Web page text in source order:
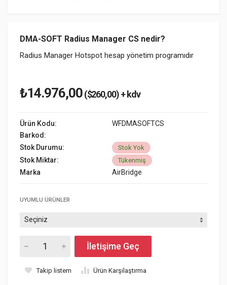
DMA-SOFT Radius Manager CS nedir?
Radius Manager Hotspot hesap yönetim programıdır
₺14.976,00($260,00) + kdv
Ürün Kodu:
WFDMASOFTCS
Barkod:
Stok Durumu:
Stok Yok
Stok Miktar: Tükenmiş
Marka AirBridge
UYUMLU ÜRÜNLER
İletişime Geç
Takip listem Ürün Karşılaştırma